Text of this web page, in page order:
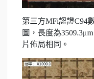
第三方MFi認證C94
圖，長度為
片佈局相同。